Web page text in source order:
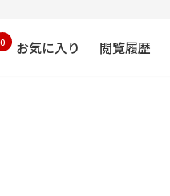
0 お気に入り 閲覧履歴